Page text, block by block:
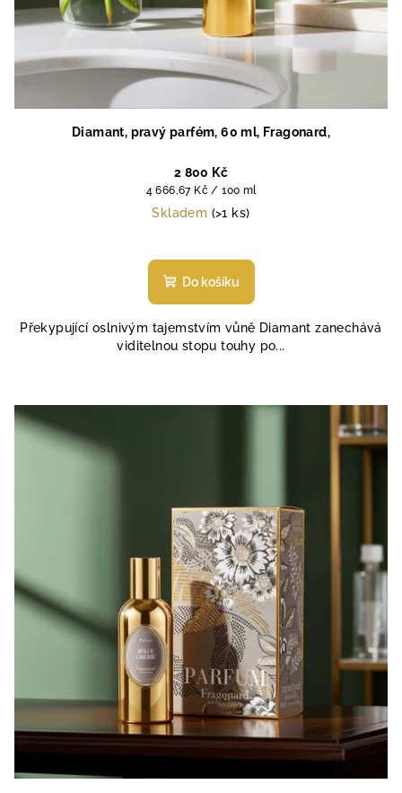
Diamant, pravý parfém, 60 ml, Fragonard,
2 800 Kč
Měrná
cena:
4 666,67 Kč / 100 ml
Skladem (>1 ks)
hodnocení
produktu
z
5
Do košíku
Překypující oslnivým tajemstvím vůně Diamant zanechává
viditelnou stopu touhy po...